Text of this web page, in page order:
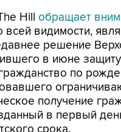
Hill обращает
всей видимости,
решение
в июне защиту
по
получение
в первый